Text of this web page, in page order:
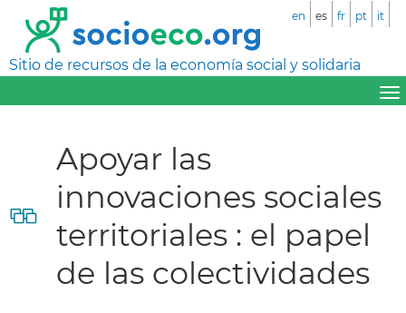
Sitio de recursos de la economía social y solidaria
en es fr pt it
Apoyar las
innovaciones sociales
territoriales : el papel
de las colectividades